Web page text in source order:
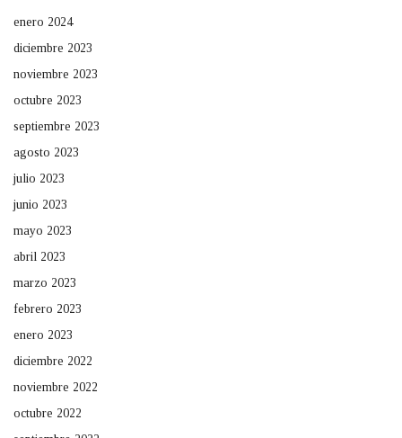
enero 2024
diciembre 2023
noviembre 2023
octubre 2023
septiembre 2023
agosto 2023
julio 2023
junio 2023
mayo 2023
abril 2023
marzo 2023
febrero 2023
enero 2023
diciembre 2022
noviembre 2022
octubre 2022